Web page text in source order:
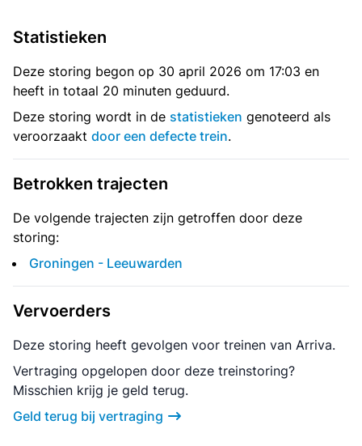
Statistieken
Deze storing begon op 30 april 2026 om 17:03 en
heeft in totaal 20 minuten geduurd.
Deze storing wordt in de statistieken genoteerd als
veroorzaakt door een defecte trein.
Betrokken trajecten
De volgende trajecten zijn getroffen door deze
storing:
Groningen - Leeuwarden
Vervoerders
Deze storing heeft gevolgen voor treinen van Arriva.
Vertraging opgelopen door deze treinstoring?
Misschien krijg je geld terug.
Geld terug bij vertraging